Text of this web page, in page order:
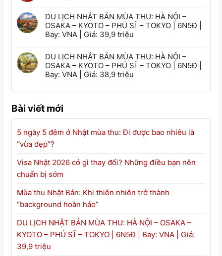
DU LỊCH NHẬT BẢN MÙA THU: HÀ NỘI –
OSAKA – KYOTO – PHÚ SĨ – TOKYO | 6N5Đ |
Bay: VNA | Giá: 39,9 triệu
DU LỊCH NHẬT BẢN MÙA THU: HÀ NỘI –
OSAKA – KYOTO – PHÚ SĨ – TOKYO | 6N5Đ |
Bay: VNA | Giá: 38,9 triệu
Bài viết mới
5 ngày 5 đêm ở Nhật mùa thu: Đi được bao nhiêu là
“vừa đẹp”?
Visa Nhật 2026 có gì thay đổi? Những điều bạn nên
chuẩn bị sớm
Mùa thu Nhật Bản: Khi thiên nhiên trở thành
“background hoàn hảo”
DU LỊCH NHẬT BẢN MÙA THU: HÀ NỘI – OSAKA –
KYOTO – PHÚ SĨ – TOKYO | 6N5Đ | Bay: VNA | Giá:
39,9 triệu